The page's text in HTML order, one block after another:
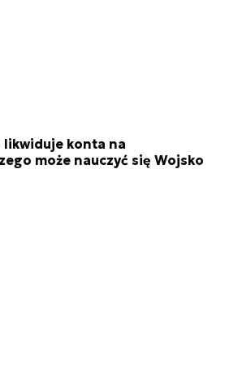
likwiduje konta na
może nauczyć się Wojsko